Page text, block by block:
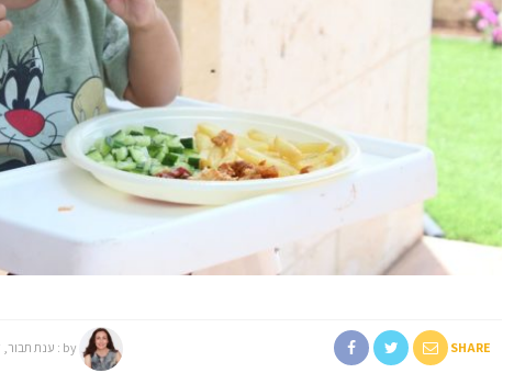
by : ענת תבור, SHARE